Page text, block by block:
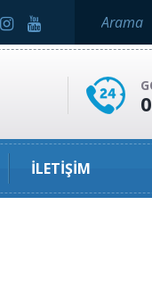
İLETIŞIM